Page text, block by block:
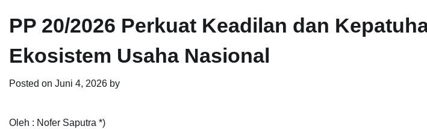
PP 20/2026 Perkuat Keadilan dan
Ekosistem Usaha Nasional
Posted on Juni 4, 2026 by
Oleh : Nofer Saputra *)